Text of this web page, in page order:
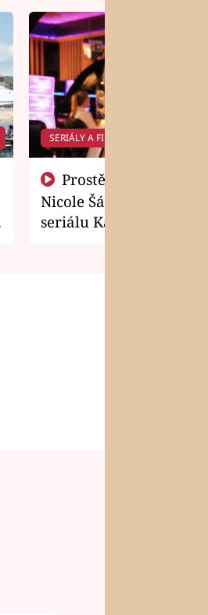
SERIÁLY A FILMY
Nicole Šáchová získala
seriálu Kamarádi